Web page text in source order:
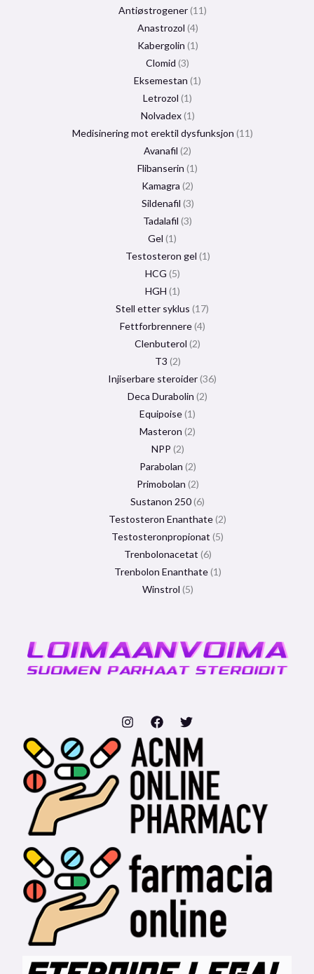
Antiøstrogener 11
Anastrozol 4
Kabergolin 1
Clomid 3
Eksemestan 1
Letrozol 1
Nolvadex 1
Medisinering mot erektil dysfunksjon 11
Avanafil 2
Flibanserin 1
Kamagra 2
Sildenafil 3
Tadalafil 3
Gel 1
Testosteron gel 1
HCG 5
HGH 1
Stell etter syklus 17
Fettforbrennere 4
Clenbuterol 2
T3 2
Injiserbare steroider 36
Deca Durabolin 2
Equipoise 1
Masteron 2
NPP 2
Parabolan 2
Primobolan 2
Sustanon 250 6
Testosteron Enanthate 2
Testosteronpropionat 5
Trenbolonacetat 6
Trenbolon Enanthate 1
Winstrol 5